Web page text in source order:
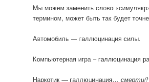
Мы можем заменить слово
термином, может быть так будет
Автомобиль — галлюцинация силы.
Компьютерная игра – галлюцинация
Наркотик — галлюцинация…